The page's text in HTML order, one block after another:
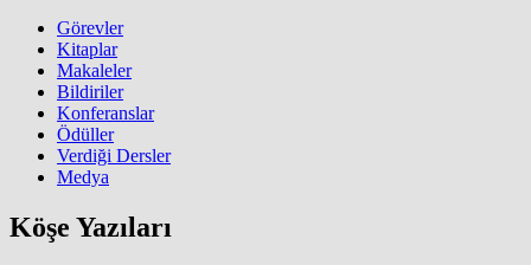
Görevler
Kitaplar
Makaleler
Bildiriler
Konferanslar
Ödüller
Verdiği Dersler
Medya
Köşe Yazıları